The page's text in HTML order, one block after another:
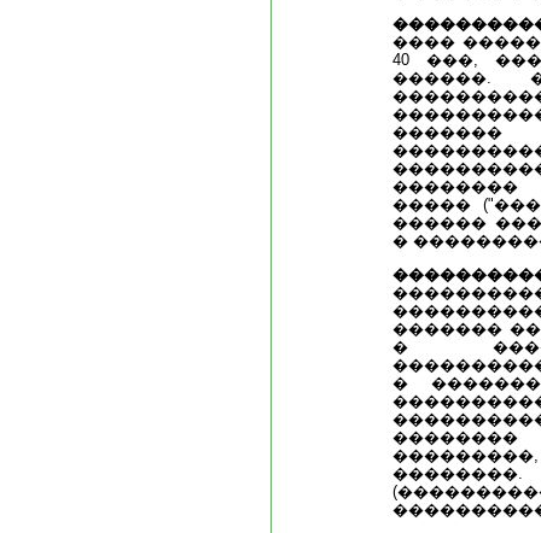
����
40 ���,
������.
�����
������
�
�������
�
�
��������.